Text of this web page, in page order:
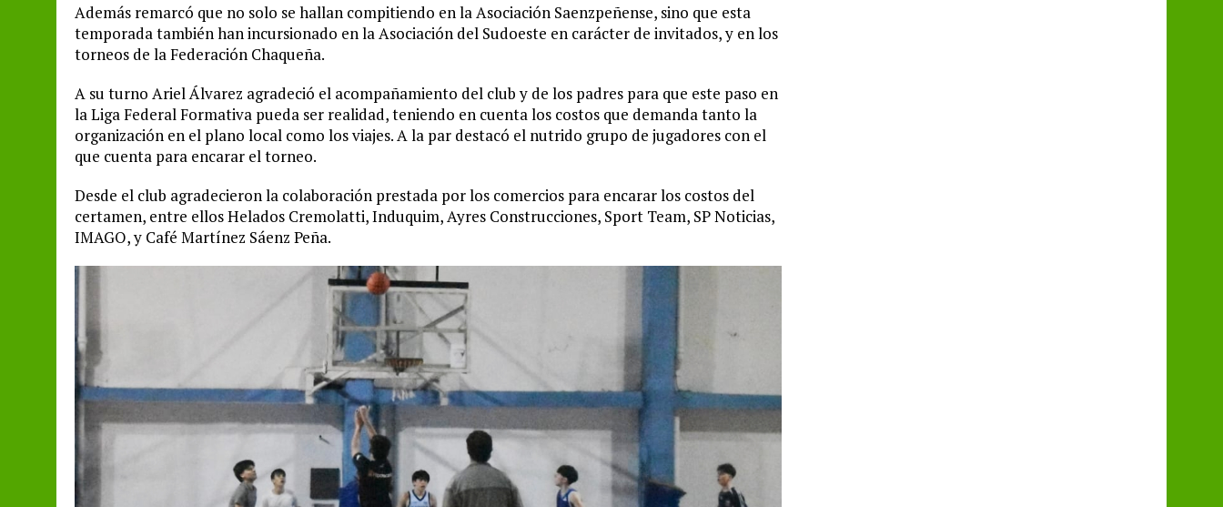
Además remarcó que no solo se hallan compitiendo en la Asociación Saenzpeñense, sino que esta
temporada también han incursionado en la Asociación del Sudoeste en carácter de invitados, y en los
torneos de la Federación Chaqueña.
A su turno Ariel Álvarez agradeció el acompañamiento del club y de los padres para que este paso en
la Liga Federal Formativa pueda ser realidad, teniendo en cuenta los costos que demanda tanto la
organización en el plano local como los viajes. A la par destacó el nutrido grupo de jugadores con el
que cuenta para encarar el torneo.
Desde el club agradecieron la colaboración prestada por los comercios para encarar los costos del
certamen, entre ellos Helados Cremolatti, Induquim, Ayres Construcciones, Sport Team, SP Noticias,
IMAGO, y Café Martínez Sáenz Peña.